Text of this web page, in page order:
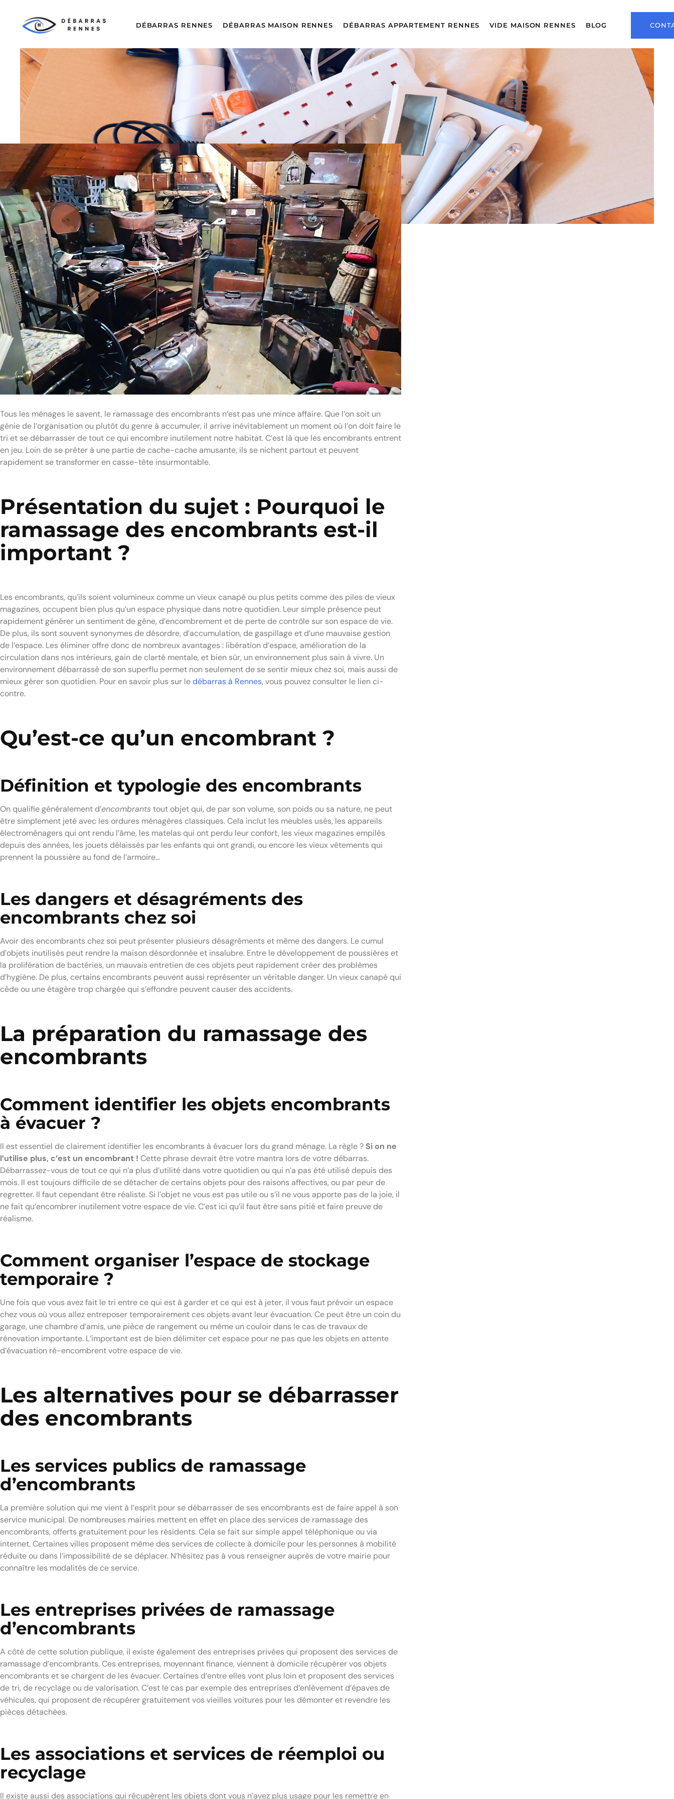
DÉBARRAS RENNES DÉBARRAS MAISON RENNES DÉBARRAS APPARTEMENT RENNES VIDE MAISON RENNES BLOG
Tous les ménages le savent, le ramassage des encombrants n’est pas une mince affaire. Que l’on soit un
génie de l’organisation ou plutôt du genre à accumuler, il arrive inévitablement un moment où l’on doit faire le
tri et se débarrasser de tout ce qui encombre inutilement notre habitat. C’est là que les encombrants entrent
en jeu. Loin de se prêter à une partie de cache-cache amusante, ils se nichent partout et peuvent
rapidement se transformer en casse-tête insurmontable.
Présentation du sujet : Pourquoi le
ramassage des encombrants est-il
important ?
Les encombrants, qu’ils soient volumineux comme un vieux canapé ou plus petits comme des piles de vieux
magazines, occupent bien plus qu’un espace physique dans notre quotidien. Leur simple présence peut
rapidement générer un sentiment de gêne, d’encombrement et de perte de contrôle sur son espace de vie.
De plus, ils sont souvent synonymes de désordre, d’accumulation, de gaspillage et d’une mauvaise gestion
de l’espace. Les éliminer offre donc de nombreux avantages : libération d’espace, amélioration de la
circulation dans nos intérieurs, gain de clarté mentale, et bien sûr, un environnement plus sain à vivre. Un
environnement débarrassé de son superflu permet non seulement de se sentir mieux chez soi, mais aussi de
mieux gérer son quotidien. Pour en savoir plus sur ledébarras à Rennes, vous pouvez consulter le lien ci-
contre.
Qu’est-ce qu’un encombrant ?
Définition et typologie des encombrants
On qualifie généralement d’encombrantstout objet qui, de par son volume, son poids ou sa nature, ne peut
être simplement jeté avec les ordures ménagères classiques. Cela inclut les meubles usés, les appareils
électroménagers qui ont rendu l’âme, les matelas qui ont perdu leur confort, les vieux magazines empilés
depuis des années, les jouets délaissés par les enfants qui ont grandi, ou encore les vieux vêtements qui
prennent la poussière au fond de l’armoire…
Les dangers et désagréments des
encombrants chez soi
Avoir des encombrants chez soi peut présenter plusieurs désagréments et même des dangers. Le cumul
d’objets inutilisés peut rendre la maison désordonnée et insalubre. Entre le développement de poussières et
la prolifération de bactéries, un mauvais entretien de ces objets peut rapidement créer des problèmes
d’hygiène. De plus, certains encombrants peuvent aussi représenter un véritable danger. Un vieux canapé qui
cède ou une étagère trop chargée qui s’effondre peuvent causer des accidents.
La préparation du ramassage des
encombrants
Comment identifier les objets encombrants
à évacuer ?
Il est essentiel de clairement identifier les encombrants à évacuer lors du grand ménage. La règle ? Si on ne
l’utilise plus, c’est un encombrant ! Cette phrase devrait être votre mantra lors de votre débarras.
Débarrassez-vous de tout ce qui n’a plus d’utilité dans votre quotidien ou qui n’a pas été utilisé depuis des
mois. Il est toujours difficile de se détacher de certains objets pour des raisons affectives, ou par peur de
regretter. Il faut cependant être réaliste. Si l’objet ne vous est pas utile ou s’il ne vous apporte pas de la joie, il
ne fait qu’encombrer inutilement votre espace de vie. C’est ici qu’il faut être sans pitié et faire preuve de
réalisme.
Comment organiser l’espace de stockage
temporaire ?
Une fois que vous avez fait le tri entre ce qui est à garder et ce qui est à jeter, il vous faut prévoir un espace
chez vous où vous allez entreposer temporairement ces objets avant leur évacuation. Ce peut être un coin du
garage, une chambre d’amis, une pièce de rangement ou même un couloir dans le cas de travaux de
rénovation importante. L’important est de bien délimiter cet espace pour ne pas que les objets en attente
d’évacuation ré-encombrent votre espace de vie.
Les alternatives pour se débarrasser
des encombrants
Les services publics de ramassage
d’encombrants
La première solution qui me vient à l’esprit pour se débarrasser de ses encombrants est de faire appel à son
service municipal. De nombreuses mairies mettent en effet en place des services de ramassage des
encombrants, offerts gratuitement pour les résidents. Cela se fait sur simple appel téléphonique ou via
internet. Certaines villes proposent même des services de collecte à domicile pour les personnes à mobilité
réduite ou dans l’impossibilité de se déplacer. N’hésitez pas à vous renseigner auprès de votre mairie pour
connaître les modalités de ce service.
Les entreprises privées de ramassage
d’encombrants
A côté de cette solution publique, il existe également des entreprises privées qui proposent des services de
ramassage d’encombrants. Ces entreprises, moyennant finance, viennent à domicile récupérer vos objets
encombrants et se chargent de les évacuer. Certaines d’entre elles vont plus loin et proposent des services
de tri, de recyclage ou de valorisation. C’est le cas par exemple des entreprises d’enlèvement d’épaves de
véhicules, qui proposent de récupérer gratuitement vos vieilles voitures pour les démonter et revendre les
pièces détachées.
Les associations et services de réemploi ou
recyclage
Il existe aussi des associations qui récupèrent les objets dont vous n’avez plus usage pour les remettre en